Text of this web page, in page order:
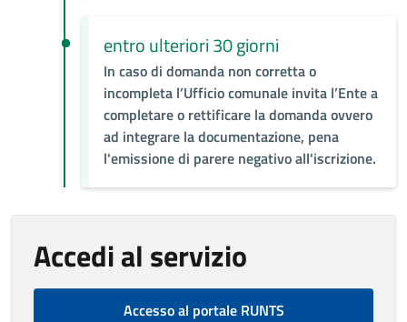
entro ulteriori 30 giorni
In caso di domanda non corretta o
incompleta l’Ufficio comunale invita l’Ente a
completare o rettificare la domanda ovvero
ad integrare la documentazione, pena
l'emissione di parere negativo all'iscrizione.
Accedi al servizio
Accesso al portale RUNTS